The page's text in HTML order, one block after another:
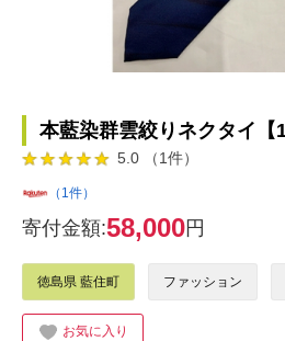
本藍染群雲絞りネクタイ【
5.0 （1件）
（1件）
寄付金額:58,000円
徳島県 藍住町 ファッション
お気に入り